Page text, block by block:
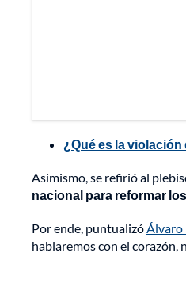
¿Qué es la
Asimismo, se refirió al
nacional para reformar
Por ende, puntualizó Álvaro
hablaremos con el corazón,